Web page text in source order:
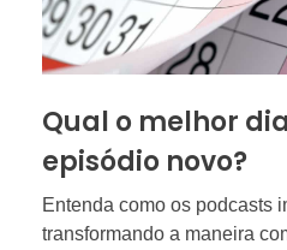
Qual o melhor
episódio novo?
Entenda como os podcasts
transformando a maneira